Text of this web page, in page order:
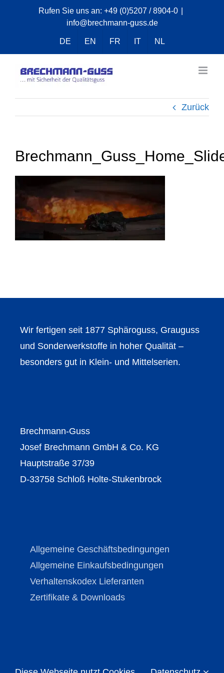
Rufen Sie uns an: +49 (0)5207 / 8904-0
info@brechmann-guss.de
DE EN FR IT NL
Zurück
Wir fertigen seit 1877 Sphäroguss, Grauguss
und Sonderwerkstoffe in hoher Qualität –
besonders gut in Klein- und Mittelserien.
Brechmann-Guss
Josef Brechmann GmbH & Co. KG
Hauptstraße 37/39
D-33758 Schloß Holte-Stukenbrock
Allgemeine Geschäftsbedingungen
Allgemeine Einkaufsbedingungen
Verhaltenskodex Lieferanten
Zertifikate & Downloads